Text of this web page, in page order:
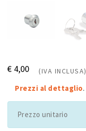
€ 4,00 (IVA INCLUSA)
Prezzi al dettaglio.
Prezzo unitario